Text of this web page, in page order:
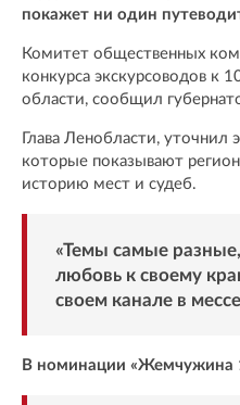
покажет ни один
Комитет общественных
конкурса экскурсоводов к
области, сообщил
Глава Ленобласти, уточнил
которые показывают
историю мест и судеб.
«Темы самые
любовь к своему
своем канале в
В номинации «Жемчужина